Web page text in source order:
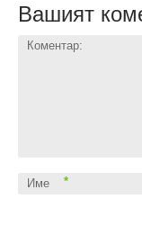
Вашият
Коментар:
Име *